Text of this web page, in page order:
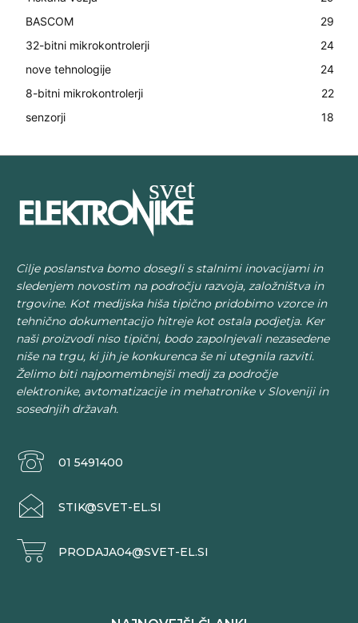
BASCOM
29
32-bitni mikrokontrolerji
24
nove tehnologije
24
8-bitni mikrokontrolerji
22
senzorji
18
Cilje poslanstva bomo dosegli s stalnimi inovacijami in
sledenjem novostim na področju razvoja, založništva in
trgovine. Kot medijska hiša tipično pridobimo vzorce in
tehnično dokumentacijo hitreje kot ostala podjetja. Ker
naši proizvodi niso tipični, bodo zapolnjevali nezasedene
niše na trgu, ki jih je konkurenca še ni utegnila razviti.
Želimo biti najpomembnejši medij za področje
elektronike, avtomatizacije in mehatronike v Sloveniji in
sosednjih državah.
01 5491400
STIK@SVET-EL.SI
PRODAJA04@SVET-EL.SI